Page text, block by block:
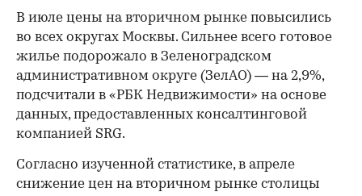
В июле цены на вторичном рынке повысились
во всех округах Москвы. Сильнее всего готовое
жилье подорожало в Зеленоградском
административном округе (ЗелАО) — на 2,9%,
подсчитали в «РБК Недвижимости» на основе
данных, предоставленных консалтинговой
компанией SRG.
Согласно изученной статистике, в апреле
снижение цен на вторичном рынке столицы